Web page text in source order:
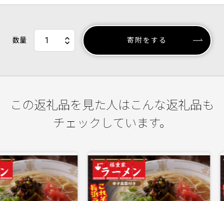
数量 寄附をする
この返礼品を見た人はこんな返礼品も
チェックしています。